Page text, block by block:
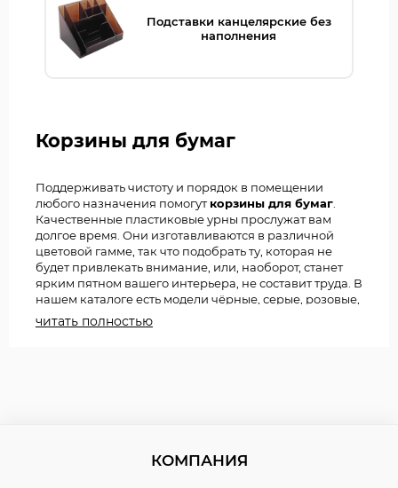
Корзины для бумаг
Поддерживать чистоту и порядок в помещении
любого назначения помогуткорзины для бумаг.
Качественные пластиковые урны прослужат вам
долгое время. Они изготавливаются в различной
цветовой гамме, так что подобрать ту, которая не
будет привлекать внимание, или, наоборот, станет
ярким пятном вашего интерьера, не составит труда. В
нашем каталоге есть модели чёрные, серые, розовые,
голубые, даже золотые.
она занимает меньше места, чем круглая.
читать полностью
Подставки канцелярские без
наполнения
КОМПАНИЯ